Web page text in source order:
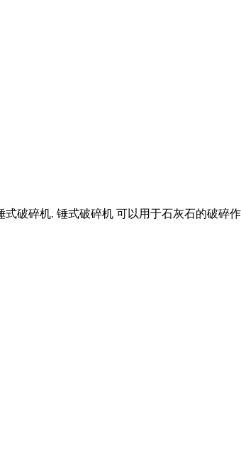
破碎机. 锤式破碎机 可以用于石灰石的破碎